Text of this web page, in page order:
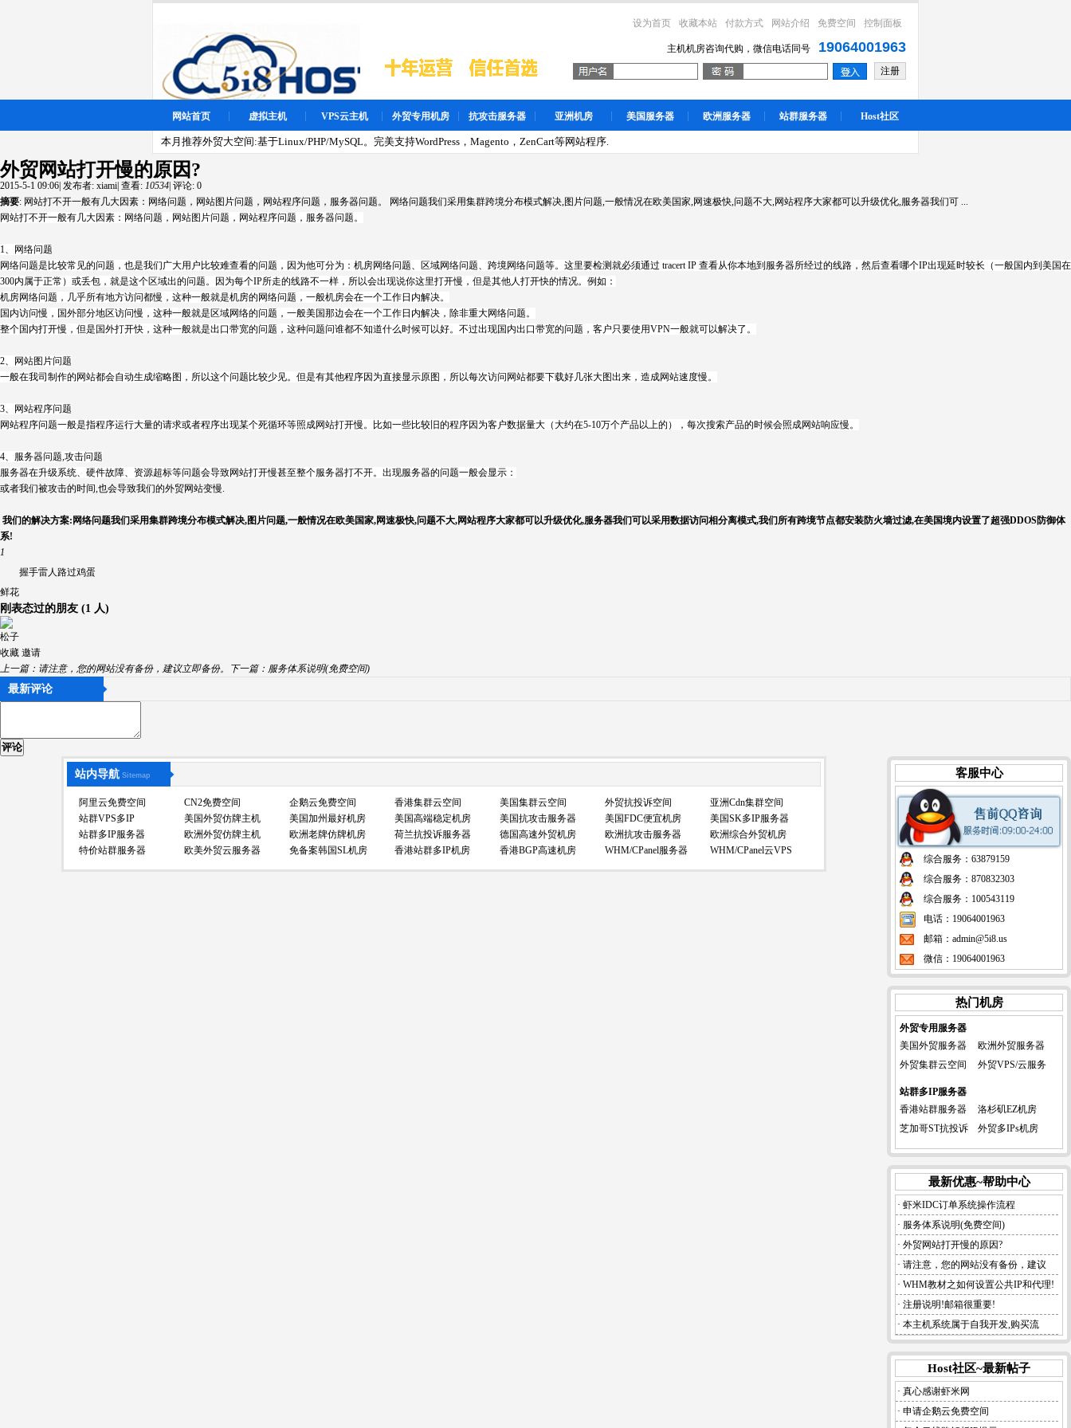
设为首页 收藏本站 付款方式 网站介绍 免费空间 控制面板
主机机房咨询代购，微信电话同号 19064001963
注册
网站首页 虚拟主机 VPS云主机 外贸专用机房 抗攻击服务器 亚洲机房 美国服务器 欧洲服务器 站群服务器 Host社区
本月推荐外贸大空间:基于Linux/PHP/MySQL。完美支持WordPress，Magento，ZenCart等网站程序.
外贸网站打开慢的原因?
2015-5-1 09:06 发布者: xiami 查看: 10534 评论: 0
摘要: 网站打不开一般有几大因素：网络问题，网站图片问题，网站程序问题，服务器问题。 网络问题我们采用集群跨境分布模式解决,图片问题,一般情况在欧美国家,网速极快,问题不大,网站程序大家都可以升级优化,服务器我们可 ...
网站打不开一般有几大因素：网络问题，网站图片问题，网站程序问题，服务器问题。
1、网络问题
网络问题是比较常见的问题，也是我们广大用户比较难查看的问题，因为他可分为：机房网络问题、区域网络问题、跨境网络问题等。这里要检测就必须通过 tracert IP 查看从你本地到服务器所经过的线路，然后查看哪个IP出现延时较长（一般国内到美国在
300内属于正常）或丢包，就是这个区域出的问题。因为每个IP所走的线路不一样，所以会出现说你这里打开慢，但是其他人打开快的情况。例如：
机房网络问题，几乎所有地方访问都慢，这种一般就是机房的网络问题，一般机房会在一个工作日内解决。
国内访问慢，国外部分地区访问慢，这种一般就是区域网络的问题，一般美国那边会在一个工作日内解决，除非重大网络问题。
整个国内打开慢，但是国外打开快，这种一般就是出口带宽的问题，这种问题问谁都不知道什么时候可以好。不过出现国内出口带宽的问题，客户只要使用VPN一般就可以解决了。
2、网站图片问题
一般在我司制作的网站都会自动生成缩略图，所以这个问题比较少见。但是有其他程序因为直接显示原图，所以每次访问网站都要下载好几张大图出来，造成网站速度慢。
3、网站程序问题
网站程序问题一般是指程序运行大量的请求或者程序出现某个死循环等照成网站打开慢。比如一些比较旧的程序因为客户数据量大（大约在5-10万个产品以上的），每次搜索产品的时候会照成网站响应慢。
4、服务器问题,攻击问题
服务器在升级系统、硬件故障、资源超标等问题会导致网站打开慢甚至整个服务器打不开。出现服务器的问题一般会显示：
或者我们被攻击的时间,也会导致我们的外贸网站变慢.
我们的解决方案:网络问题我们采用集群跨境分布模式解决,图片问题,一般情况在欧美国家,网速极快,问题不大,网站程序大家都可以升级优化,服务器我们可以采用数据访问相分离模式,我们所有跨境节点都安装防火墙过滤,在美国境内设置了超强DDOS防御体
系!
1
鲜花
握手雷人路过鸡蛋
刚表态过的朋友 (1 人)
松子
收藏 邀请
上一篇： 请注意，您的网站没有备份，建议立即备份。 下一篇： 服务体系说明(免费空间)
最新评论
评论
客服中心
综合服务：63879159
综合服务：870832303
综合服务：100543119
电话：19064001963
邮箱：admin@5i8.us
微信：19064001963
热门机房
外贸专用服务器
美国外贸服务器
欧洲外贸服务器
外贸集群云空间
外贸VPS/云服务
站群多IP服务器
香港站群服务器
洛杉矶EZ机房
芝加哥ST抗投诉
外贸多IPs机房
最新优惠~帮助中心
· 虾米IDC订单系统操作流程
· 服务体系说明(免费空间)
· 外贸网站打开慢的原因?
· 请注意，您的网站没有备份，建议
· WHM教材之如何设置公共IP和代理!
· 注册说明!邮箱很重要!
· 本主机系统属于自我开发,购买流
Host社区~最新帖子
· 真心感谢虾米网
· 申请企鹅云免费空间
站内导航Sitemap
阿里云免费空间 CN2免费空间 企鹅云免费空间 香港集群云空间 美国集群云空间 外贸抗投诉空间
亚洲Cdn集群空间
站群VPS多IP
美国外贸仿牌主机 美国加州最好机房 美国高端稳定机房 美国抗攻击服务器 美国FDC便宜机房
美国SK多IP服务器
站群多IP服务器
欧洲外贸仿牌主机 欧洲老牌仿牌机房 荷兰抗投诉服务器 德国高速外贸机房 欧洲抗攻击服务器
欧洲综合外贸机房
特价站群服务器
欧美外贸云服务器 免备案韩国SL机房 香港站群多IP机房 香港BGP高速机房 WHM/CPanel服务器 WHM/CPanel云VPS